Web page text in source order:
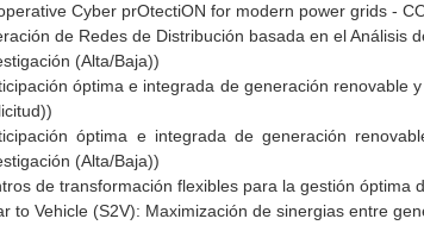
Cyber prOtectiON for modern power grids -
de Redes de Distribución basada en el Análisis
(Alta/Baja))
óptima e integrada de generación renovable
óptima e integrada de generación
(Alta/Baja))
de transformación flexibles para la gestión óptima
to Vehicle (S2V): Maximización de sinergias entre